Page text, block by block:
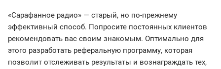
«Сарафанное радио» — старый, но по-прежнему
эффективный способ. Попросите постоянных клиентов
рекомендовать вас своим знакомым. Оптимально для
этого разработать реферальную программу, которая
позволит отслеживать результаты и вознаграждать тех,